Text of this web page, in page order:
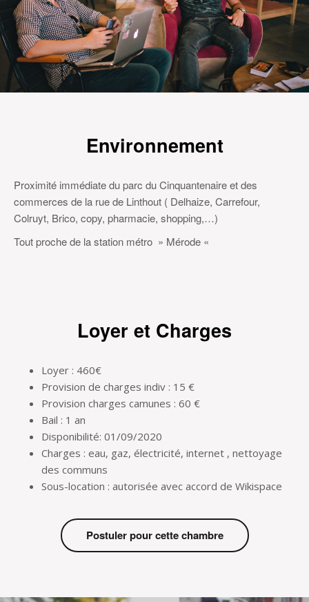
Environnement
Proximité immédiate du parc du Cinquantenaire et des
commerces de la rue de Linthout ( Delhaize, Carrefour,
Colruyt, Brico, copy, pharmacie, shopping,…)
Tout proche de la station métro » Mérode «
Loyer et Charges
Loyer : 460€
Provision de charges indiv : 15 €
Provision charges camunes : 60 €
Bail : 1 an
Disponibilité: 01/09/2020
Charges : eau, gaz, électricité, internet , nettoyage
des communs
Sous-location : autorisée avec accord de Wikispace
Postuler pour cette chambre